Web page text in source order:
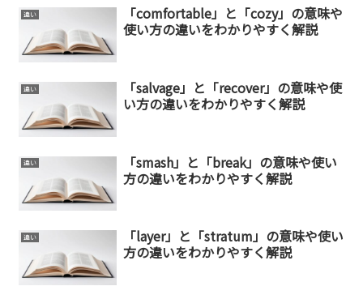
違い
「comfortable」と「cozy」の意味や
使い方の違いをわかりやすく解説
違い
「salvage」と「recover」の意味や使
い方の違いをわかりやすく解説
違い
「smash」と「break」の意味や使い
方の違いをわかりやすく解説
違い
「layer」と「stratum」の意味や使い
方の違いをわかりやすく解説